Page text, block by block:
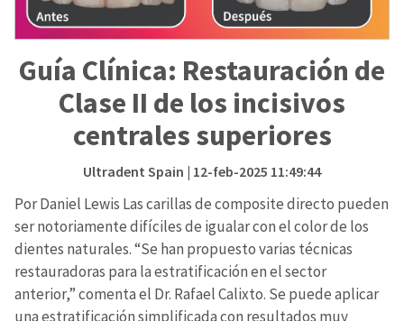
Guía Clínica: Restauración de
Clase II de los incisivos
centrales superiores
Ultradent Spain | 12-feb-2025 11:49:44
Por Daniel Lewis Las carillas de composite directo pueden
ser notoriamente difíciles de igualar con el color de los
dientes naturales. “Se han propuesto varias técnicas
restauradoras para la estratificación en el sector
anterior,” comenta el Dr. Rafael Calixto. Se puede aplicar
una estratificación simplificada con resultados muy